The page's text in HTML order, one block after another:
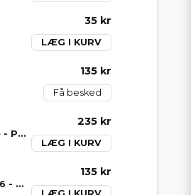
35 kr
LÆG I KURV
135 kr
Få besked
Værktøjssæt til håndværk og modellering - 15 dele - PTK1015 - Model Craft
235 kr
LÆG I KURV
Startværktøjssæt til modellering - 6 dele - PTK1006 - Model Craft
135 kr